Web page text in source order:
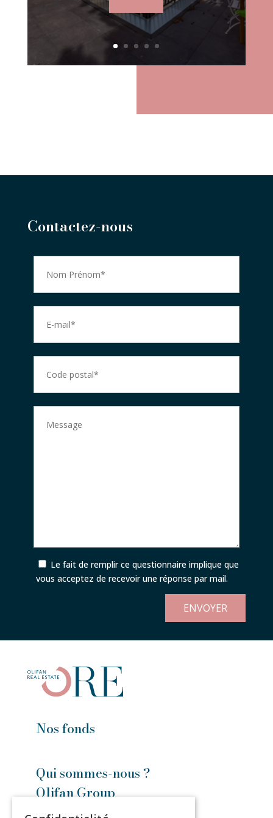
Contactez-nous
Le fait de remplir ce questionnaire implique que
vous acceptez de recevoir une réponse par mail.
Nos fonds
Qui sommes-nous ?
Olifan Group